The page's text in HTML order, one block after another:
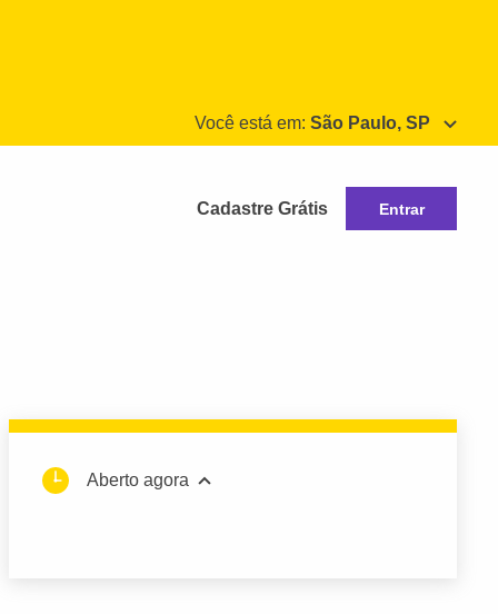
Você está em: São Paulo, SP
Cadastre Grátis Entrar
Aberto agora